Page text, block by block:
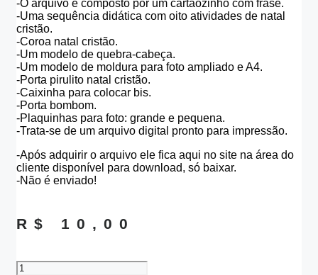
-O arquivo é composto por um cartãozinho com frase.
-Uma sequência didática com oito atividades de natal
cristão.
-Coroa natal cristão.
-Um modelo de quebra-cabeça.
-Um modelo de moldura para foto ampliado e A4.
-Porta pirulito natal cristão.
-Caixinha para colocar bis.
-Porta bombom.
-Plaquinhas para foto: grande e pequena.
-Trata-se de um arquivo digital pronto para impressão.
-Após adquirir o arquivo ele fica aqui no site na área do
cliente disponível para download, só baixar.
-Não é enviado!
R$ 10,00
Kit